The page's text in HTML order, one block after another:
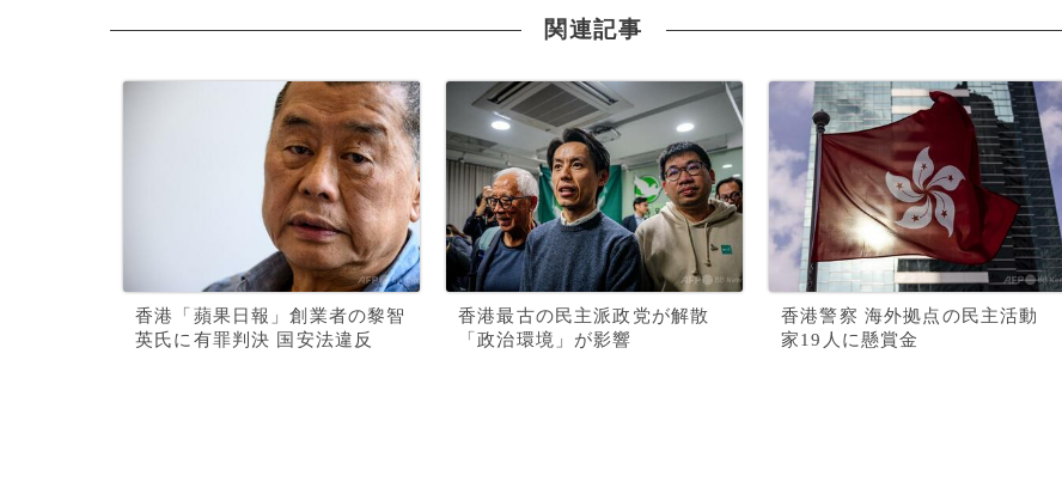
関連記事
香港「蘋果日報」創業者の黎智
英氏に有罪判決 国安法違反
香港最古の民主派政党が解散
「政治環境」が影響
香港警察 海外拠点の民主活動
家19人に懸賞金